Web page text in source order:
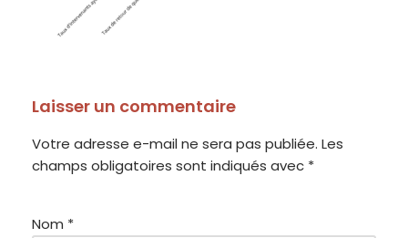
Laisser un commentaire
Votre adresse e-mail ne sera pas publiée. Les
champs obligatoires sont indiqués avec *
Nom *